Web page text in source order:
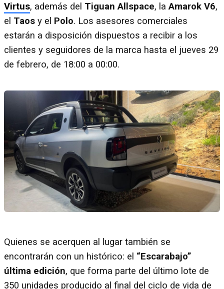
Virtus, además del Tiguan Allspace, laAmarok V6,
el Taos y el Polo. Los asesores comerciales
estarán a disposición dispuestos a recibir a los
clientes y seguidores de la marca hasta el jueves 29
de febrero, de 18:00 a 00:00.
Quienes se acerquen al lugar también se
encontrarán con un histórico: el “Escarabajo”
última edición, que forma parte del último lote de
350 unidades producido al final del ciclo de vida de